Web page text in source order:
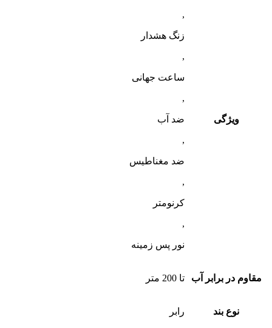
ویژگی
,
زنگ هشدار
,
ساعت جهانی
,
ضد آب
,
ضد مغناطیس
,
کرنومتر
,
نور پس زمینه
مقاوم در برابر آب تا 200 متر
نوع بند رابر